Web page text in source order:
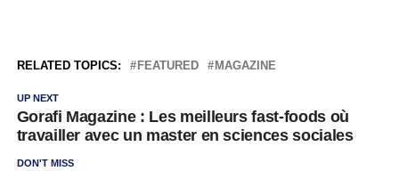
RELATED TOPICS: FEATURED MAGAZINE
UP NEXT
Gorafi Magazine : Les meilleurs fast-foods où
travailler avec un master en sciences sociales
DON'T MISS